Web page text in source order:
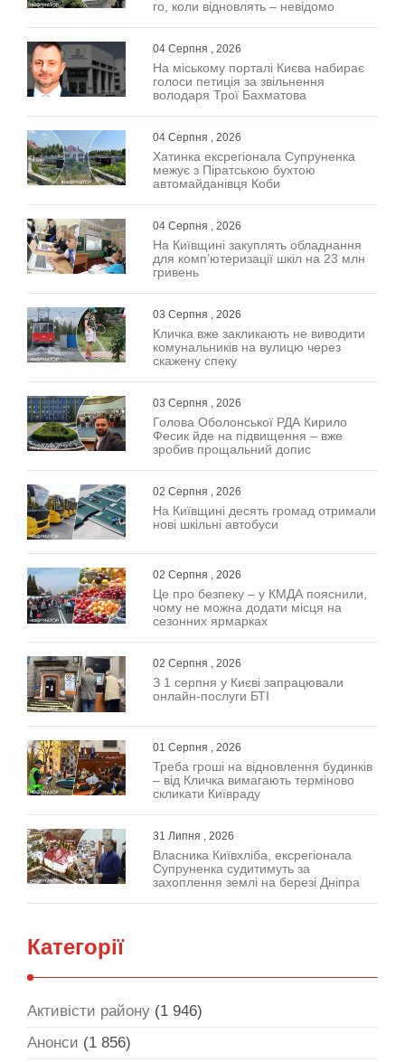
го, коли відновлять – невідомо
04 Серпня , 2026
На міському порталі Києва набирає
голоси петиція за звільнення
володаря Трої Бахматова
04 Серпня , 2026
Хатинка ексрегіонала Супруненка
межує з Піратською бухтою
автомайданівця Коби
04 Серпня , 2026
На Київщині закуплять обладнання
для комп’ютеризації шкіл на 23 млн
гривень
03 Серпня , 2026
Кличка вже закликають не виводити
комунальників на вулицю через
скажену спеку
03 Серпня , 2026
Голова Оболонської РДА Кирило
Фесик йде на підвищення – вже
зробив прощальний допис
02 Серпня , 2026
На Київщині десять громад отримали
нові шкільні автобуси
02 Серпня , 2026
Це про безпеку – у КМДА пояснили,
чому не можна додати місця на
сезонних ярмарках
02 Серпня , 2026
З 1 серпня у Києві запрацювали
онлайн-послуги БТІ
01 Серпня , 2026
Треба гроші на відновлення будинків
– від Кличка вимагають терміново
скликати Київраду
31 Липня , 2026
Власника Київхліба, ексрегіонала
Супруненка судитимуть за
захоплення землі на березі Дніпра
Категорії
Активісти району (1 946)
Анонси (1 856)